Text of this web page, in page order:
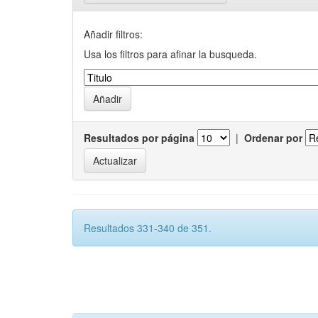
Añadir filtros:
Usa los filtros para afinar la busqueda.
Resultados por página | Ordenar por
Resultados 331-340 de 351.